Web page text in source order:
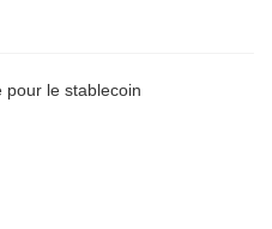
pour le stablecoin